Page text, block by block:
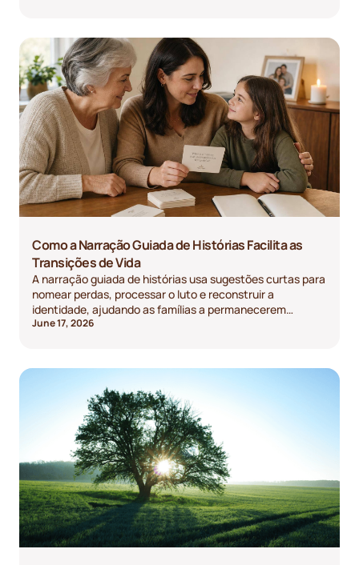
Como a Narração Guiada de Histórias Facilita as
Transições de Vida
A narração guiada de histórias usa sugestões curtas para
nomear perdas, processar o luto e reconstruir a
identidade, ajudando as famílias a permanecerem
conectadas durante as mudanças.
June 17, 2026